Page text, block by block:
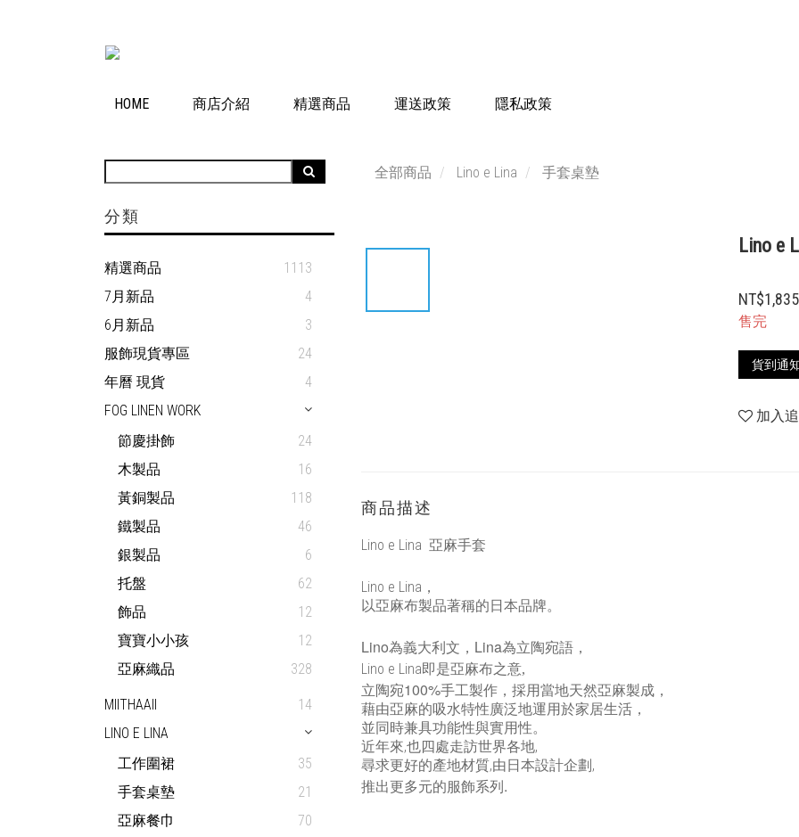
HOME 商店介紹 精選商品 運送政策 隱私政策
分類
精選商品
1113
7月新品
4
6月新品
3
服飾現貨專區
24
年曆 現貨
4
FOG LINEN WORK
節慶掛飾
24
木製品
16
黃銅製品
118
鐵製品
46
銀製品
6
托盤
62
飾品
12
寶寶小小孩
12
亞麻織品
328
MIITHAAII
14
LINO E LINA
工作圍裙
35
手套桌墊
21
亞麻餐巾
70
全部商品 Lino e Lina 手套桌墊
Lino e
NT$1,835
售完
貨到通
加入
商品描述
Lino e Lina 亞麻手套
Lino e Lina ，
以亞麻布製品著稱的日本品牌。
Lino為義大利文， Lina為立陶宛語，
Lino e Lina即是亞麻布之意,
立陶宛100%手工製作，採用當地天然亞麻製成，
藉由亞麻的吸水特性廣泛地運用於家居生活，
並同時兼具功能性與實用性。
近年來,也四處走訪世界各地,
尋求更好的產地材質,由日本設計企劃,
推出更多元的服飾系列.